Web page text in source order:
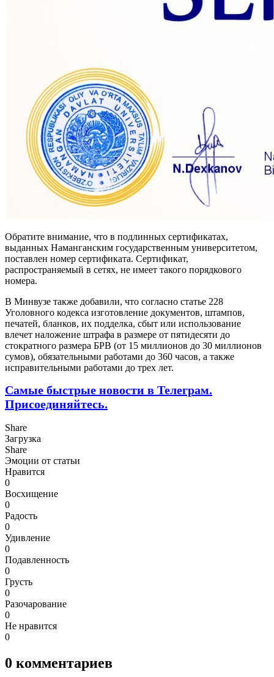
Обратите внимание, что в подлинных сертификатах,
выданных Наманганским государственным университетом,
поставлен номер сертификата. Сертификат,
распространяемый в сетях, не имеет такого порядкового
номера.
В Минвузе также добавили, что согласно статье 228
Уголовного кодекса изготовление документов, штампов,
печатей, бланков, их подделка, сбыт или использование
влечет наложение штрафа в размере от пятидесяти до
стократного размера БРВ (от 15 миллионов до 30 миллионов
сумов), обязательными работами до 360 часов, а также
исправительными работами до трех лет.
Самые быстрые новости в Телеграм.
Присоединяйтесь.
Share
Загрузка
Share
Эмоции от статьи
Нравится
0
Восхищение
0
Радость
0
Удивление
0
Подавленность
0
Грусть
0
Разочарование
0
Не нравится
0
0 комментариев